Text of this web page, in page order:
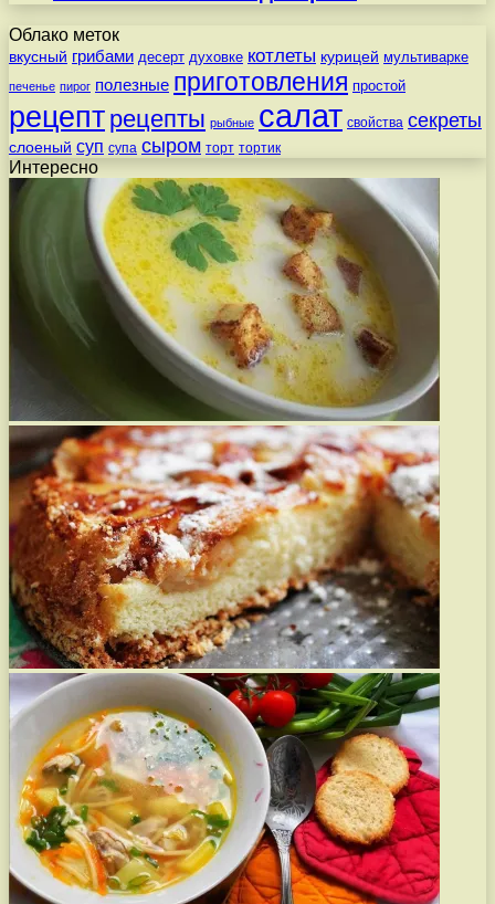
Облако меток
вкусный грибами десерт духовке котлеты курицей мультиварке
печенье пирог полезные приготовления простой
рецепт рецепты рыбные салат свойства секреты
слоеный суп супа сыром торт тортик
Интересно